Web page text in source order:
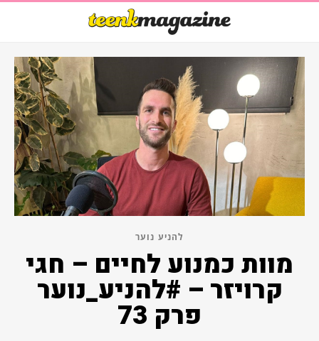
להניע נוער
מוות כמנוע לחיים – חגי
קרויזר – #להניע_נוער
פרק 73